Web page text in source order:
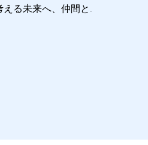
える未来へ、仲間と.